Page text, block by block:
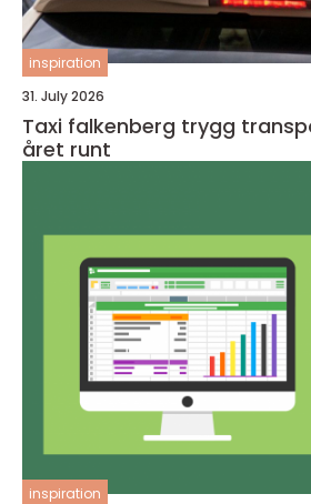
inspiration
31. July 2026
Taxi falkenberg trygg transport längs kusten
året runt
inspiration